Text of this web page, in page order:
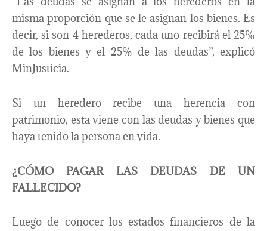
misma proporción que se le asignan los bienes. Es
decir, si son 4 herederos, cada uno recibirá el 25%
de los bienes y el 25% de las deudas”, explicó
MinJusticia.
Si un heredero recibe una herencia con
patrimonio, esta viene con las deudas y bienes que
haya tenido la persona en vida.
¿CÓMO PAGAR LAS DEUDAS DE UN
FALLECIDO?
Luego de conocer los estados financieros de la